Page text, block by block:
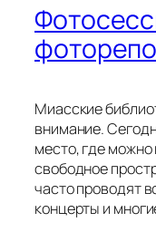
Миасские
внимание.
место, где можно
свободное
часто проводят
концерты и